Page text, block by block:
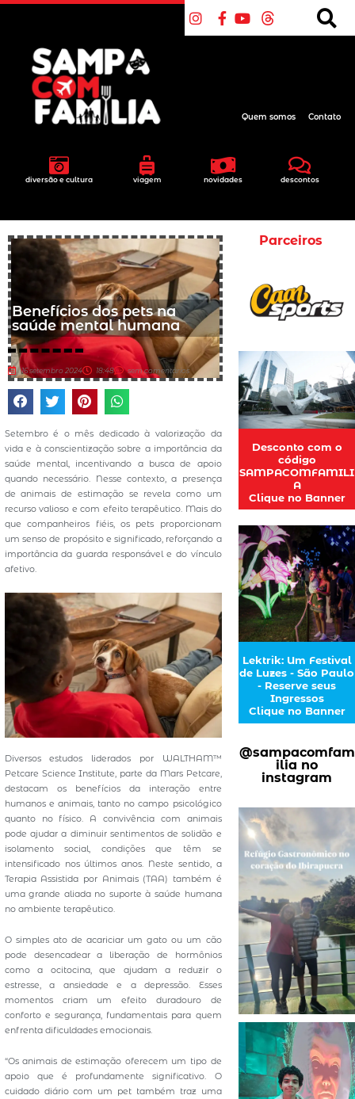
diversão e cultura viagem novidades descontos
Quem somos Contato
Benefícios dos pets na
saúde mental humana
16 setembro 2024 18:48 sem comentários
Setembro é o mês dedicado à valorização da
vida e à conscientização sobre a importância da
saúde mental, incentivando a busca de apoio
quando necessário. Nesse contexto, a presença
de animais de estimação se revela como um
recurso valioso e com efeito terapêutico. Mais do
que companheiros fiéis, os pets proporcionam
um senso de propósito e significado, reforçando a
importância da guarda responsável e do vínculo
afetivo.
Diversos estudos liderados por WALTHAM™
Petcare Science Institute, parte da Mars Petcare,
destacam os benefícios da interação entre
humanos e animais, tanto no campo psicológico
quanto no físico. A convivência com animais
pode ajudar a diminuir sentimentos de solidão e
isolamento social, condições que têm se
intensificado nos últimos anos. Neste sentido, a
Terapia Assistida por Animais (TAA) também é
uma grande aliada no suporte à saúde humana
no ambiente terapêutico.
O simples ato de acariciar um gato ou um cão
pode desencadear a liberação de hormônios
como a ocitocina, que ajudam a reduzir o
estresse, a ansiedade e a depressão. Esses
momentos criam um efeito duradouro de
conforto e segurança, fundamentais para quem
enfrenta dificuldades emocionais.
“Os animais de estimação oferecem um tipo de
apoio que é profundamente significativo. O
cuidado diário com um pet também traz uma
Parceiros
Desconto com o
código
SAMPACOMFAMILI
A
Clique no Banner
Lektrik: Um Festival
de Luzes - São Paulo
- Reserve seus
Ingressos
Clique no Banner
@sampacomfam
ilia no
instagram